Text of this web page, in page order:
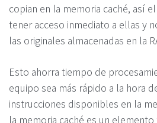
copian en la memoria caché, así
tener acceso inmediato a ellas y
las originales almacenadas en la
Esto ahorra tiempo de
equipo sea más rápido a la hora
instrucciones disponibles en la
la memoria caché es un